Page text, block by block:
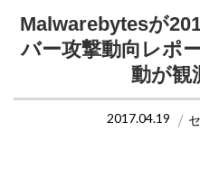
Malwarebytesが
バー攻撃動向レポ
動が観
2017.04.19